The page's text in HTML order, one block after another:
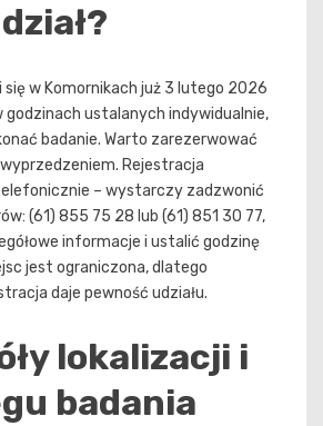
się w Komornikach już 3 lutego 2026
godzinach ustalanych indywidualnie,
badanie. Warto zarezerwować
Rejestracja
– wystarczy zadzwonić
(61) 855 75 28 lub (61) 851 30 77,
informacje i ustalić godzinę
jest ograniczona, dlatego
daje pewność udziału.
lokalizacji i
badania